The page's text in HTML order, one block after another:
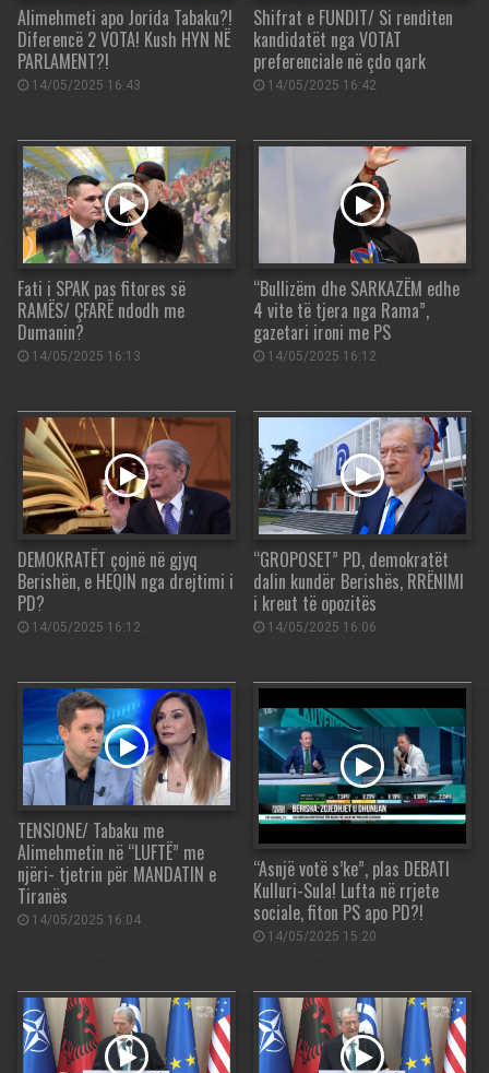
Alimehmeti apo Jorida Tabaku?!
Diferencë 2 VOTA! Kush HYN NË
PARLAMENT?!
14/05/2025 16:43
Shifrat e FUNDIT/ Si renditen
kandidatët nga VOTAT
preferenciale në çdo qark
14/05/2025 16:42
Fati i SPAK pas fitores së
RAMËS/ ÇFARË ndodh me
Dumanin?
14/05/2025 16:13
“Bullizëm dhe SARKAZËM edhe
4 vite të tjera nga Rama”,
gazetari ironi me PS
14/05/2025 16:12
DEMOKRATËT çojnë në gjyq
Berishën, e HEQIN nga drejtimi i
PD?
14/05/2025 16:12
“GROPOSET” PD, demokratët
dalin kundër Berishës, RRËNIMI
i kreut të opozitës
14/05/2025 16:06
TENSIONE/ Tabaku me
Alimehmetin në “LUFTË” me
njëri- tjetrin për MANDATIN e
Tiranës
14/05/2025 16:04
“Asnjë votë s’ke”, plas DEBATI
Kulluri-Sula! Lufta në rrjete
sociale, fiton PS apo PD?!
14/05/2025 15:20